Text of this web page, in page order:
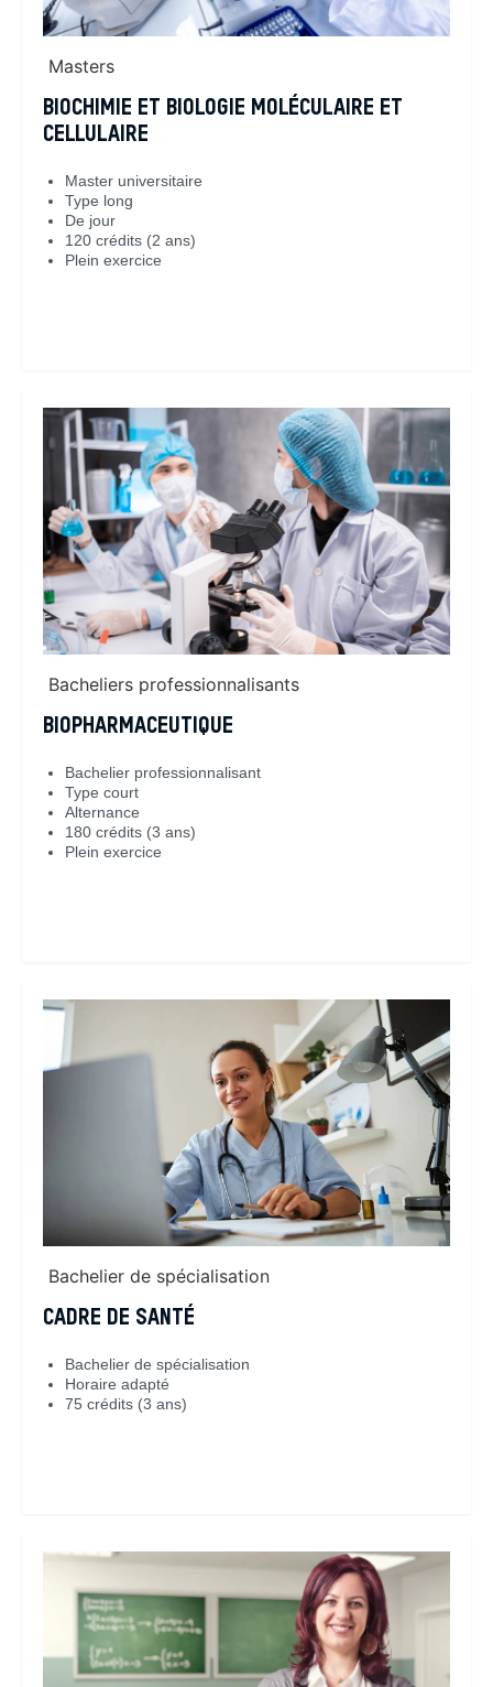
Masters
BIOCHIMIE ET BIOLOGIE MOLÉCULAIRE ET
CELLULAIRE
Master universitaire
Type long
De jour
120 crédits (2 ans)
Plein exercice
Bacheliers professionnalisants
BIOPHARMACEUTIQUE
Bachelier professionnalisant
Type court
Alternance
180 crédits (3 ans)
Plein exercice
Bachelier de spécialisation
CADRE DE SANTÉ
Bachelier de spécialisation
Horaire adapté
75 crédits (3 ans)